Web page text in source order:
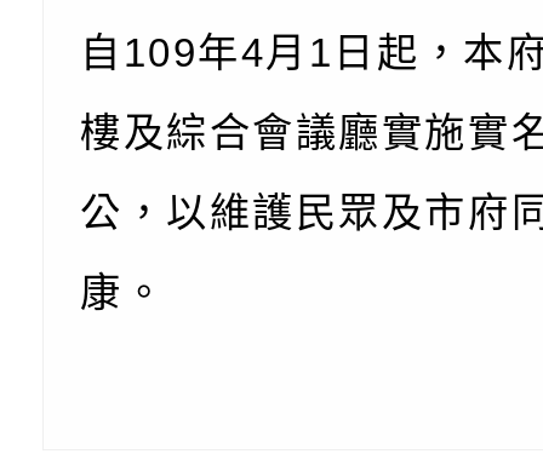
其合輯一覽表1份（
https://reurl.cc/
「115學年度體育班
明會」
函轉有關司法院辦理
制度宣導活動
財團法人人本教育文
擬舉辦『教出會思考
向AI對親子關係的挑
桃園市八德區大成國
藝術才能音樂班鑑定
站學生心理關懷平臺
桃園市平鎮區忠貞國
自109年4月1日起，本
樓及綜合會議廳實施實
公，以維護民眾及市府
康。